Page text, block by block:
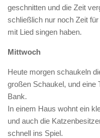
geschnitten und die Zeit
schließlich nur noch Zeit
mit Lied singen haben.
Mittwoch
Heute morgen schaukeln
großen Schaukel, und eine
Bank.
In einem Haus wohnt ein
und auch die
schnell ins Spiel.